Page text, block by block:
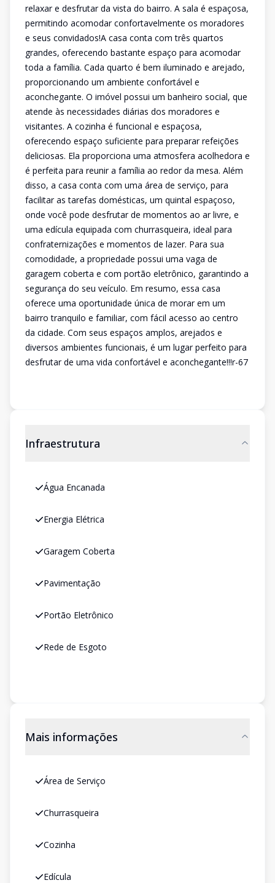
relaxar e desfrutar da vista do bairro. A sala é espaçosa,
permitindo acomodar confortavelmente os moradores
e seus convidados!A casa conta com três quartos
grandes, oferecendo bastante espaço para acomodar
toda a família. Cada quarto é bem iluminado e arejado,
proporcionando um ambiente confortável e
aconchegante. O imóvel possui um banheiro social, que
atende às necessidades diárias dos moradores e
visitantes. A cozinha é funcional e espaçosa,
oferecendo espaço suficiente para preparar refeições
deliciosas. Ela proporciona uma atmosfera acolhedora e
é perfeita para reunir a família ao redor da mesa. Além
disso, a casa conta com uma área de serviço, para
facilitar as tarefas domésticas, um quintal espaçoso,
onde você pode desfrutar de momentos ao ar livre, e
uma edícula equipada com churrasqueira, ideal para
confraternizações e momentos de lazer. Para sua
comodidade, a propriedade possui uma vaga de
garagem coberta e com portão eletrônico, garantindo a
segurança do seu veículo. Em resumo, essa casa
oferece uma oportunidade única de morar em um
bairro tranquilo e familiar, com fácil acesso ao centro
da cidade. Com seus espaços amplos, arejados e
diversos ambientes funcionais, é um lugar perfeito para
desfrutar de uma vida confortável e aconchegante!!!r-67
Infraestrutura
Água Encanada
Energia Elétrica
Garagem Coberta
Pavimentação
Portão Eletrônico
Rede de Esgoto
Mais informações
Área de Serviço
Churrasqueira
Cozinha
Edícula